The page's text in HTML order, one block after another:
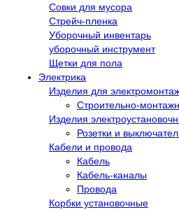
Совки для мусора
Стрейч-пленка
Уборочный инвентарь
уборочный инструмент
Щетки для пола
Электрика
Изделия для
Строительно-
Изделия
Розетки и
Кабели и провода
Кабель
Кабель-каналы
Провода
Корбки установочные